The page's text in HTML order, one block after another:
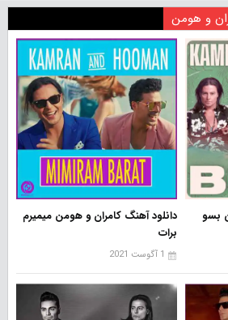
و هومن
بسو
دانلود آهنگ کامران و هومن میمیرم
برات
1 آگوست 2021